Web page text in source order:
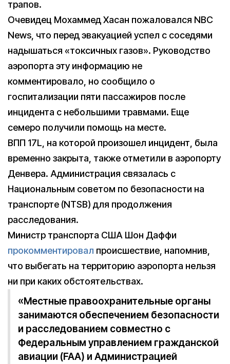
трапов.
Очевидец Мохаммед Хасан пожаловался NBC
News, что перед эвакуацией успел с соседями
надышаться «токсичных газов». Руководство
аэропорта эту информацию не
комментировало, но сообщило о
госпитализации пяти пассажиров после
инцидента с небольшими травмами. Еще
семеро получили помощь на месте.
ВПП 17L, на которой произошел инцидент, была
временно закрыта, также отметили в аэропорту
Денвера. Администрация связалась с
Национальным советом по безопасности на
транспорте (NTSB) для продолжения
расследования.
Министр транспорта США Шон Даффи
прокомментировал происшествие, напомнив,
что выбегать на территорию аэропорта нельзя
ни при каких обстоятельствах.
«Местные правоохранительные органы
занимаются обеспечением безопасности
и расследованием совместно с
Федеральным управлением гражданской
авиации (FAA) и Администрацией